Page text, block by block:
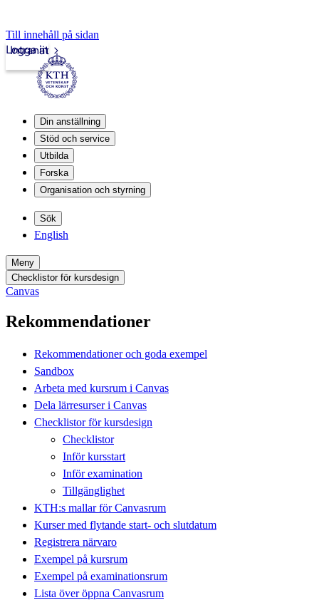
Till innehåll på sidan
Intranät
Logga in
Din anställning
Stöd och service
Utbilda
Forska
Organisation och styrning
Sök
English
Meny
Checklistor för kursdesign
Canvas
Rekommendationer
Rekommendationer och goda exempel
Sandbox
Arbeta med kursrum i Canvas
Dela lärresurser i Canvas
Checklistor för kursdesign
Checklistor
Inför kursstart
Inför examination
Tillgänglighet
KTH:s mallar för Canvasrum
Kurser med flytande start- och slutdatum
Registrera närvaro
Exempel på kursrum
Exempel på examinationsrum
Lista över öppna Canvasrum